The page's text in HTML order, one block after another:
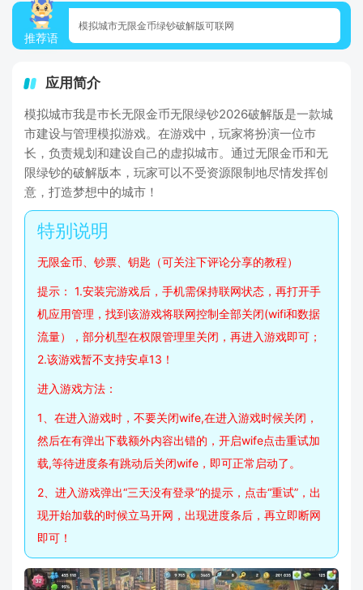
推荐语
模拟城市无限金币绿钞破解版可联网
应用简介
模拟城市我是巿长无限金币无限绿钞2026破解版是一款城
市建设与管理模拟游戏。在游戏中，玩家将扮演一位巿
长，负责规划和建设自己的虚拟城市。通过无限金币和无
限绿钞的破解版本，玩家可以不受资源限制地尽情发挥创
意，打造梦想中的城市！
无限金币、钞票、钥匙（可关注下评论分享的教程）
提示： 1.安装完游戏后，手机需保持联网状态，再打开手
机应用管理，找到该游戏将联网控制全部关闭(wifi和数据
流量），部分机型在权限管理里关闭，再进入游戏即可；
2.该游戏暂不支持安卓13！
进入游戏方法：
1、在进入游戏时，不要关闭wife,在进入游戏时候关闭，
然后在有弹出下载额外内容出错的，开启wife点击重试加
载,等待进度条有跳动后关闭wife，即可正常启动了。
2、进入游戏弹出“三天没有登录”的提示，点击“重试”，出
现开始加载的时候立马开网，出现进度条后，再立即断网
即可！